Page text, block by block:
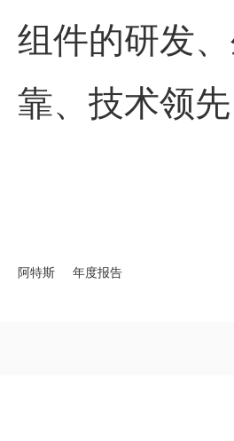
组件的研发
靠、技术领
阿特斯 年度报告